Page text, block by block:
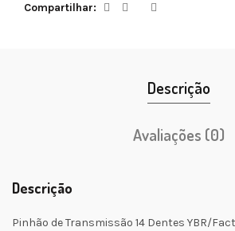
Compartilhar
Descrição
Avaliações (0)
Descrição
Pinhão de Transmissão 14 Dentes YBR/